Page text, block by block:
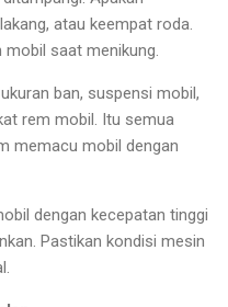
atau keempat roda.
mobil saat menikung.
ban, suspensi mobil,
rem mobil. Itu semua
memacu mobil dengan
dengan kecepatan tinggi
Pastikan kondisi mesin